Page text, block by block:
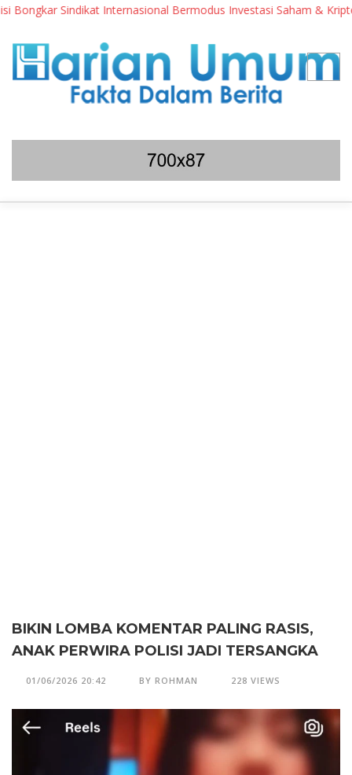
Sindikat Internasional Bermodus Investasi Saham & Kripto
BIKIN LOMBA KOMENTAR PALING RASIS,
ANAK PERWIRA POLISI JADI TERSANGKA
01/06/2026 20:42 BY ROHMAN 228 VIEWS